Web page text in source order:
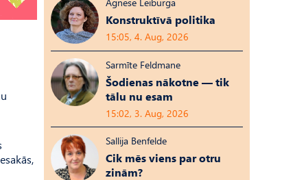
Konstruktīvā politika
15:05, 4. Aug, 2026
Sarmīte Feldmane
Šodienas nākotne — tik
tālu nu esam
15:02, 3. Aug, 2026
Sallija Benfelde
Cik mēs viens par otru
zinām?